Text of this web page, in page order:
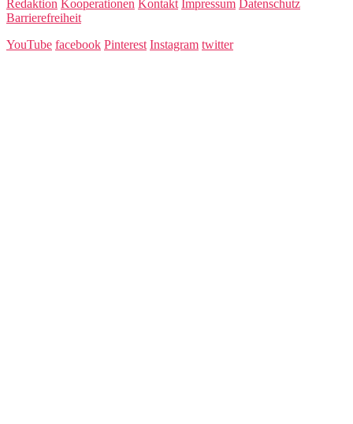
Redaktion Kooperationen Kontakt Impressum Datenschutz
Barrierefreiheit
YouTube facebook Pinterest Instagram twitter